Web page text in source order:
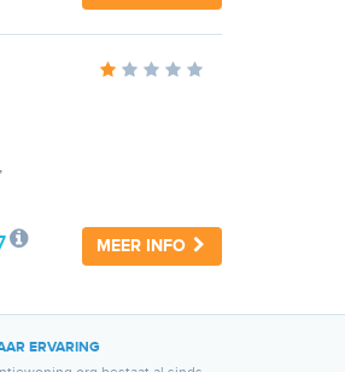
MEER INFO
ERVARING